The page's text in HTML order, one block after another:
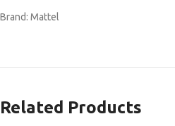
Brand: Mattel
Related Products